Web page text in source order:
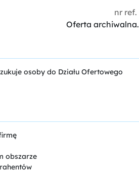
nr ref.
Oferta archiwalna.
osoby do Działu Ofertowego
obszarze